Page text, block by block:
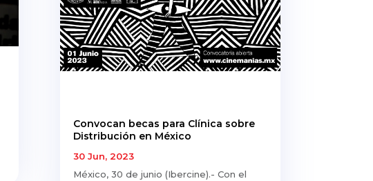
Convocan becas para Clínica sobre
Distribución en México
30 Jun, 2023
México, 30 de junio (Ibercine).- Con el